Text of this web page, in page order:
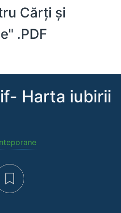
Cărți și
.PDF
Harta iubirii